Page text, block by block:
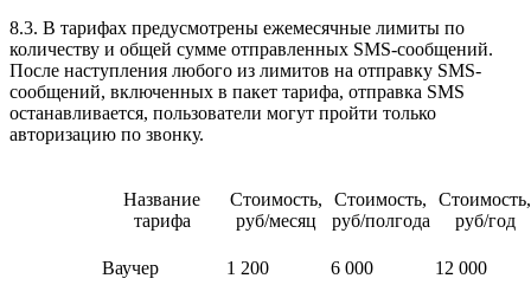
8.3. В тарифах предусмотрены ежемесячные лимиты по
количеству и общей сумме отправленных SMS-сообщений.
После наступления любого из лимитов на отправку SMS-
сообщений, включенных в пакет тарифа, отправка SMS
останавливается, пользователи могут пройти только
авторизацию по звонку.
Название
тарифа
Стоимость,
руб/месяц
Стоимость,
руб/полгода
Стоимость,
руб/год
Ваучер 1 200 6 000
12 000